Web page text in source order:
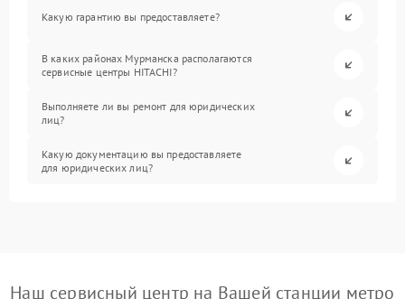
Какую гарантию вы предоставляете?
В каких районах Мурманска располагаются
сервисные центры HITACHI?
Выполняете ли вы ремонт для юридических
лиц?
Какую документацию вы предоставляете
для юридических лиц?
Наш сервисный центр на Вашей станции метро